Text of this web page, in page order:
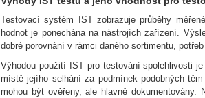
Testovací systém IST zobrazuje průběhy
hodnot je ponechána na nástrojích zařízení.
dobré porovnání v rámci daného sortimentu,
Výhodou použití IST pro testování spolehlivosti
místě jejího selhání za podmínek podobných
mohou být ověřeny, ale hlavně